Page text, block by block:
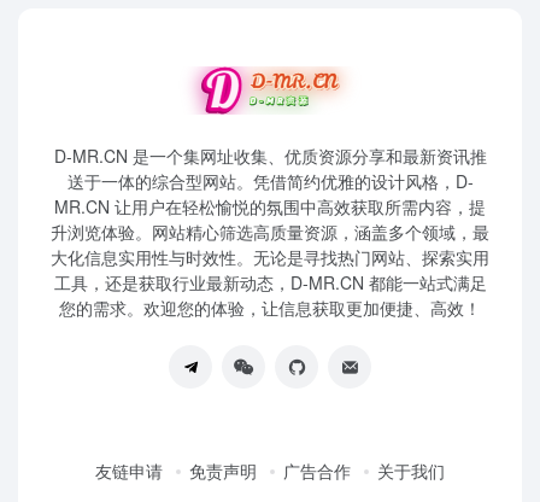
D-MR.CN 是一个集网址收集、优质资源分享和最新资讯推
送于一体的综合型网站。凭借简约优雅的设计风格，D-
MR.CN 让用户在轻松愉悦的氛围中高效获取所需内容，提
升浏览体验。网站精心筛选高质量资源，涵盖多个领域，最
大化信息实用性与时效性。无论是寻找热门网站、探索实用
工具，还是获取行业最新动态，D-MR.CN 都能一站式满足
您的需求。欢迎您的体验，让信息获取更加便捷、高效！
友链申请 免责声明 广告合作
关于我们